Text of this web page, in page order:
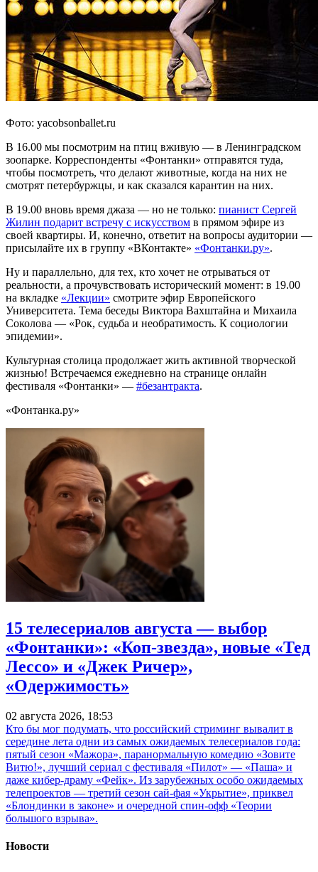
Фото: yacobsonballet.ru
В 16.00 мы посмотрим на птиц вживую — в Ленинградском
зоопарке. Корреспонденты «Фонтанки» отправятся туда,
чтобы посмотреть, что делают животные, когда на них не
смотрят петербуржцы, и как сказался карантин на них.
В 19.00 вновь время джаза — но не только: пианист Сергей
Жилин подарит встречу с искусством в прямом эфире из
своей квартиры. И, конечно, ответит на вопросы аудитории —
присылайте их в группу «ВКонтакте» «Фонтанки.ру».
Ну и параллельно, для тех, кто хочет не отрываться от
реальности, а прочувствовать исторический момент: в 19.00
на вкладке «Лекции» смотрите эфир Европейского
Университета. Тема беседы Виктора Вахштайна и Михаила
Соколова — «Рок, судьба и необратимость. К социологии
эпидемии».
Культурная столица продолжает жить активной творческой
жизнью! Встречаемся ежедневно на странице онлайн
фестиваля «Фонтанки» — #безантракта.
«Фонтанка.ру»
15 телесериалов августа — выбор
«Фонтанки»: «Коп-звезда», новые «Тед
Лессо» и «Джек Ричер»,
«Одержимость»
02 августа 2026, 18:53
Кто бы мог подумать, что российский стриминг вывалит в
середине лета одни из самых ожидаемых телесериалов года:
пятый сезон «Мажора», паранормальную комедию «Зовите
Витю!», лучший сериал с фестиваля «Пилот» — «Паша» и
даже кибер-драму «Фейк». Из зарубежных особо ожидаемых
телепроектов — третий сезон сай-фая «Укрытие», приквел
«Блондинки в законе» и очередной спин-офф «Теории
большого взрыва».
Новости